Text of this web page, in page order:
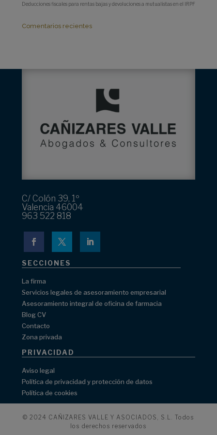
Deducciones fiscales para rentas bajas y devoluciones a mutualistas en el IRPF
Comentarios recientes
C/ Colón 39, 1º
Valencia 46004
963 522 818
SECCIONES
La firma
Servicios legales de asesoramiento empresarial
Asesoramiento integral de oficina de farmacia
Blog CV
Contacto
Zona privada
PRIVACIDAD
Aviso legal
Política de privacidad y protección de datos
Política de cookies
© 2024 CAÑIZARES VALLE Y ASOCIADOS, S.L. Todos
los derechos reservados